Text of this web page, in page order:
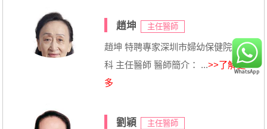
趙坤 主任醫師
趙坤 特聘專家深圳市婦幼保健院婦
科 主任醫師 醫師簡介： ...>>了解更
多
劉穎 主任醫師